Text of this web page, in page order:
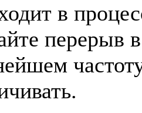
в
перерыв